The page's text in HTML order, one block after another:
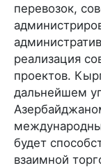
перевозок,
реализация
проектов.
дальнейшем
будет
взаимной